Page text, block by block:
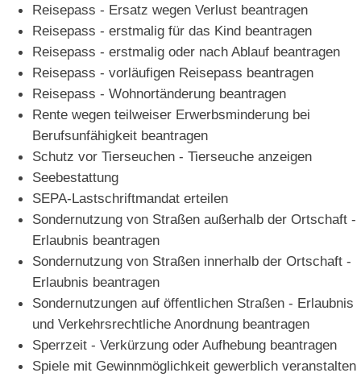
Reisepass - Ersatz wegen Verlust beantragen
Reisepass - erstmalig für das Kind beantragen
Reisepass - erstmalig oder nach Ablauf beantragen
Reisepass - vorläufigen Reisepass beantragen
Reisepass - Wohnortänderung beantragen
Rente wegen teilweiser Erwerbsminderung bei
Berufsunfähigkeit beantragen
Schutz vor Tierseuchen - Tierseuche anzeigen
Seebestattung
SEPA-Lastschriftmandat erteilen
Sondernutzung von Straßen außerhalb der Ortschaft -
Erlaubnis beantragen
Sondernutzung von Straßen innerhalb der Ortschaft -
Erlaubnis beantragen
Sondernutzungen auf öffentlichen Straßen - Erlaubnis
und Verkehrsrechtliche Anordnung beantragen
Sperrzeit - Verkürzung oder Aufhebung beantragen
Spiele mit Gewinnmöglichkeit gewerblich veranstalten